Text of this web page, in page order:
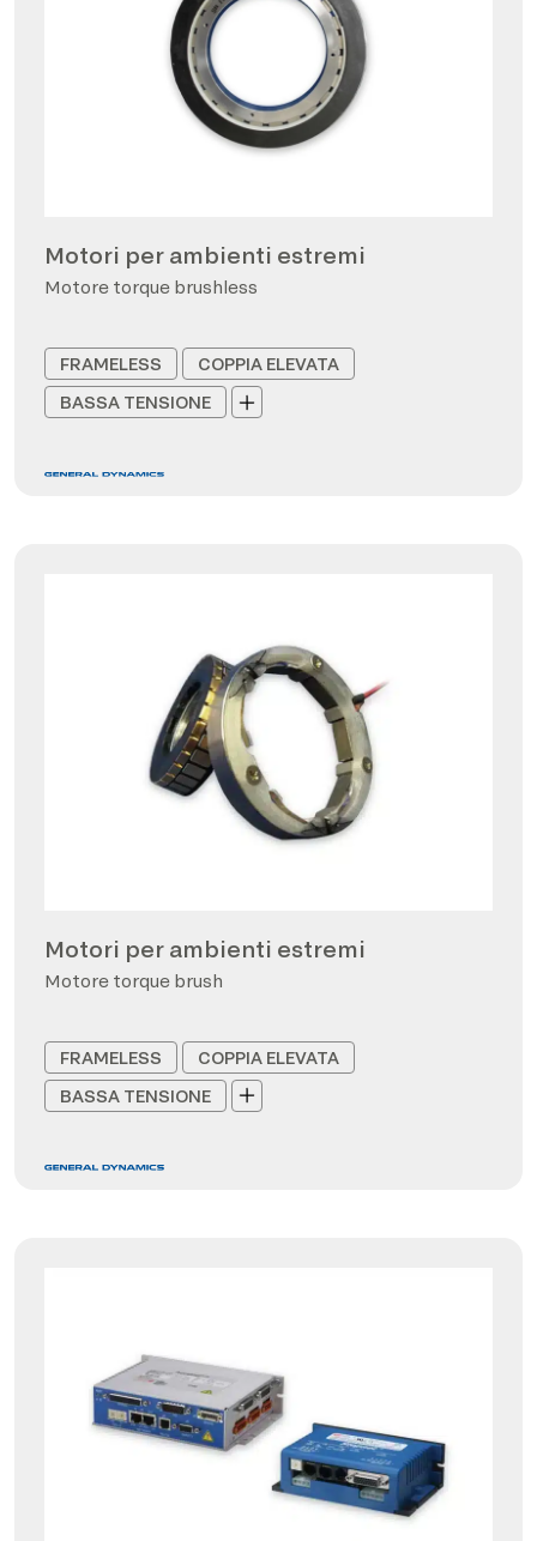
Motori per ambienti estremi
Motore torque brushless
FRAMELESS
COPPIA ELEVATA
BASSA TENSIONE
Motori per ambienti estremi
Motore torque brush
FRAMELESS
COPPIA ELEVATA
BASSA TENSIONE